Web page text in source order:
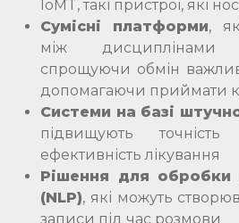
IoMT, такі пристрої, які
Сумісні платформи,
між дисциплінами
спрощуючи обмін
допомагаючи приймати
Системи на базі
підвищують
ефективність лікування
Рішення для обробки
(NLP), які можуть
записи під час розмови